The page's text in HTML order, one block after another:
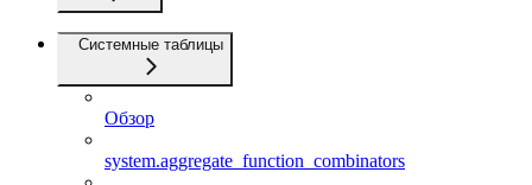
Системные таблицы
Обзор
system.aggregate_function_combinators